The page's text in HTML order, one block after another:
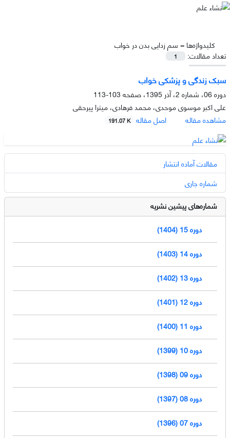
کلیدواژه‌ها = سم زدایی بدن در خواب
تعداد مقالات:
1
سبک زندگی و پزشکی خواب
دوره 06، شماره 2، آذر 1395، صفحه
103-113
علی اکبر موسوی موحدی، محمد فرهادی، میترا پیرحقی
مشاهده مقاله
اصل مقاله 191.07 K
مقالات آماده انتشار
شماره جاری
شماره‌های پیشین نشریه
دوره 15 (1404)
دوره 14 (1403)
دوره 13 (1402)
دوره 12 (1401)
دوره 11 (1400)
دوره 10 (1399)
دوره 09 (1398)
دوره 08 (1397)
دوره 07 (1396)